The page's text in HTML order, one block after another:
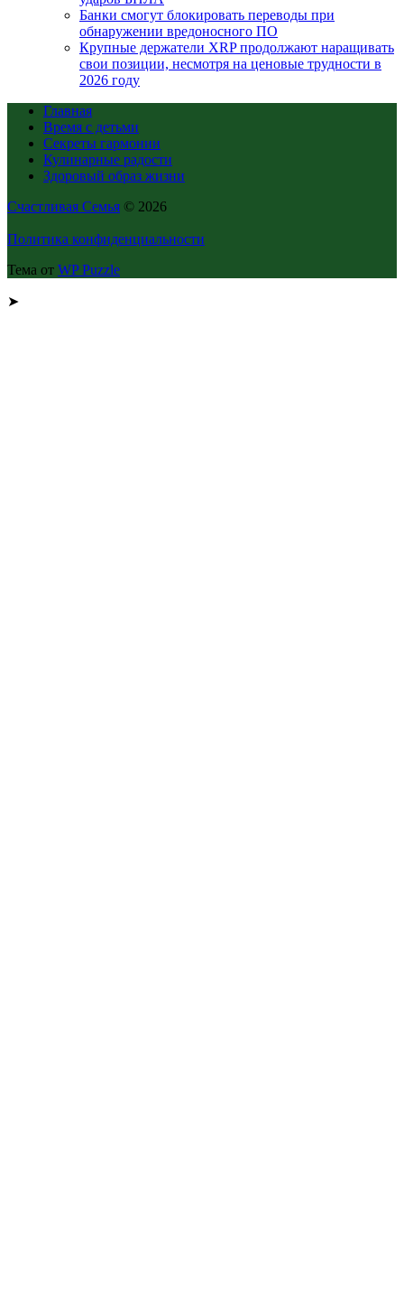
Банки смогут блокировать переводы при
обнаружении вредоносного ПО
Крупные держатели XRP продолжают наращивать
свои позиции, несмотря на ценовые трудности в
2026 году
Главная
Время с детьми
Секреты гармонии
Кулинарные радости
Здоровый образ жизни
Счастливая Семья © 2026
Политика конфиденциальности
Тема от WP Puzzle
➤